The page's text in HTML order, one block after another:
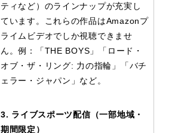
ティなど）のラインナップが充実し
ています。これらの作品はAmazonプ
ライムビデオでしか視聴できませ
ん。例：「THE BOYS」「ロード・
オブ・ザ・リング: 力の指輪」「バチ
ェラー・ジャパン」など。
3. ライブスポーツ配信（一部地域・
期間限定）